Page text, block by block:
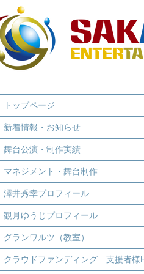
トップページ
新着情報・お知らせ
舞台公演・制作実績
マネジメント・舞台制作
澤井秀幸プロフィール
観月ゆうじプロフィール
グランワルツ（教室）
クラウドファンディング 支援者様